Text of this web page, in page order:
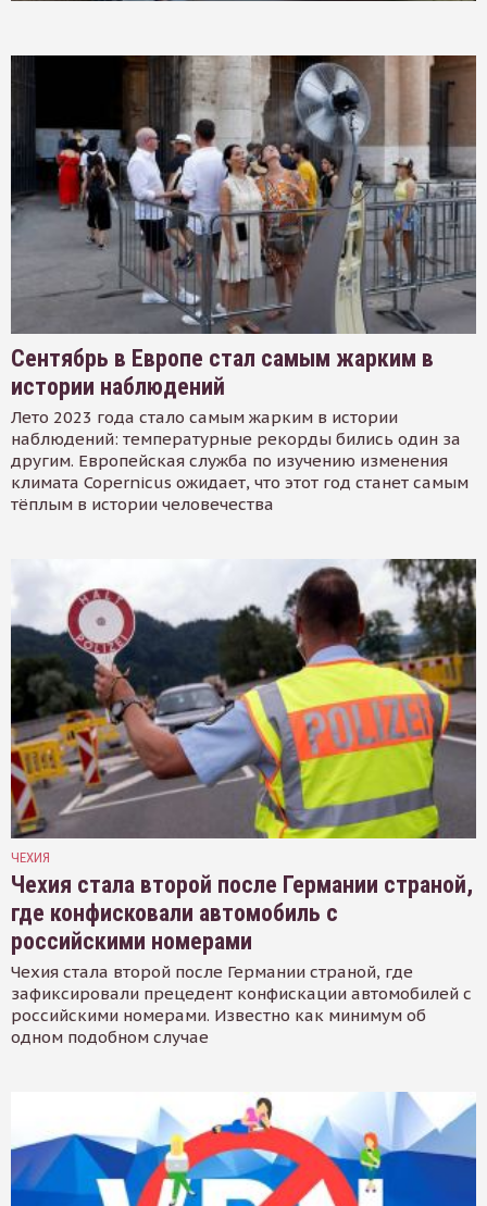
Сентябрь в Европе стал самым жарким в
истории наблюдений
Лето 2023 года стало самым жарким в истории
наблюдений: температурные рекорды бились один за
другим. Европейская служба по изучению изменения
климата Copernicus ожидает, что этот год станет самым
тёплым в истории человечества
ЧЕХИЯ
Чехия стала второй после Германии страной,
где конфисковали автомобиль с
российскими номерами
Чехия стала второй после Германии страной, где
зафиксировали прецедент конфискации автомобилей с
российскими номерами. Известно как минимум об
одном подобном случае